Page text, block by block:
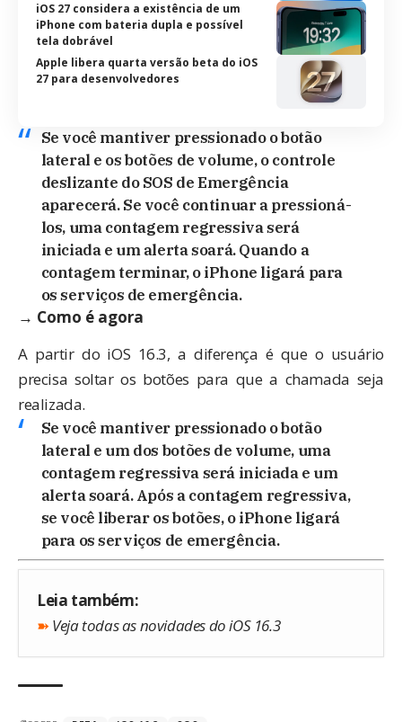
iOS 27 considera a existência de um
iPhone com bateria dupla e possível
tela dobrável
Apple libera quarta versão beta do iOS
27 para desenvolvedores
Se você mantiver pressionado o botão
lateral e os botões de volume, o controle
deslizante do SOS de Emergência
aparecerá. Se você continuar a pressioná-
los, uma contagem regressiva será
iniciada e um alerta soará. Quando a
contagem terminar, o iPhone ligará para
os serviços de emergência.
→ Como é agora
A partir do iOS 16.3, a diferença é que o usuário
precisa soltar os botões para que a chamada seja
realizada.
Se você mantiver pressionado o botão
lateral e um dos botões de volume, uma
contagem regressiva será iniciada e um
alerta soará. Após a contagem regressiva,
se você liberar os botões, o iPhone ligará
para os serviços de emergência.
Leia também:
➽ Veja todas as novidades do iOS 16.3